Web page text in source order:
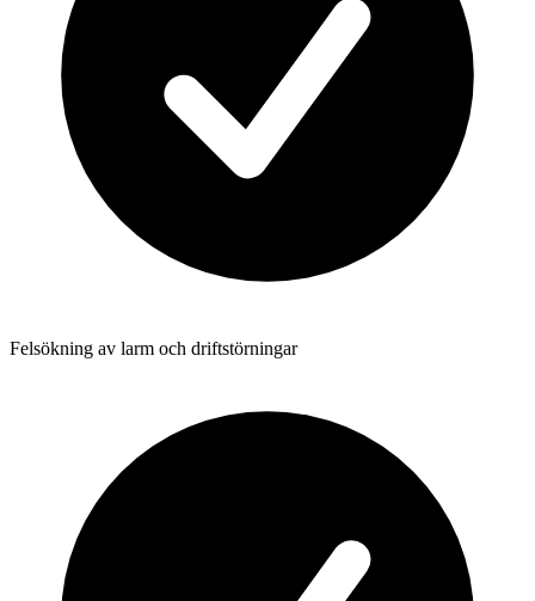
Felsökning av larm och driftstörningar